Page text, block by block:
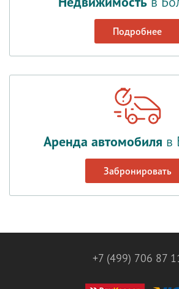
Подробнее
Аренда автомобиля в
Забронировать
+7 (499) 706 87